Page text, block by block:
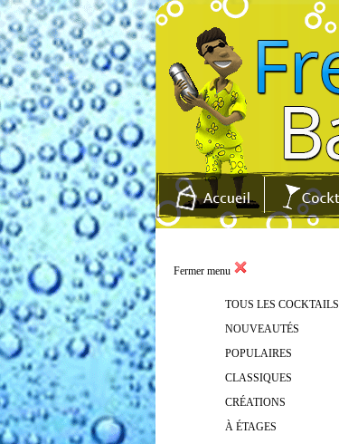
Fermer menu
TOUS LES COCKTAILS
NOUVEAUTÉS
POPULAIRES
CLASSIQUES
CRÉATIONS
À ÉTAGES